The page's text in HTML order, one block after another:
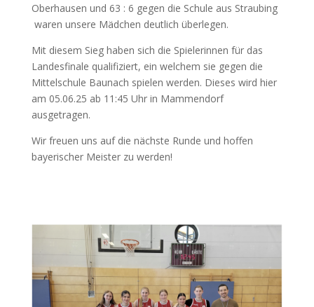
Oberhausen und 63 : 6 gegen die Schule aus Straubing
waren unsere Mädchen deutlich überlegen.
Mit diesem Sieg haben sich die Spielerinnen für das
Landesfinale qualifiziert, ein welchem sie gegen die
Mittelschule Baunach spielen werden. Dieses wird hier
am 05.06.25 ab 11:45 Uhr in Mammendorf
ausgetragen.
Wir freuen uns auf die nächste Runde und hoffen
bayerischer Meister zu werden!